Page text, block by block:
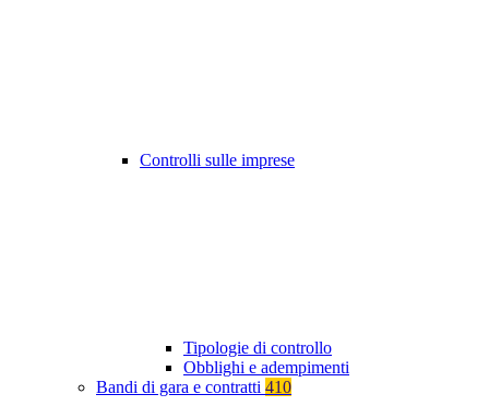
Controlli sulle imprese
Tipologie di controllo
Obblighi e adempimenti
Bandi di gara e contratti 410